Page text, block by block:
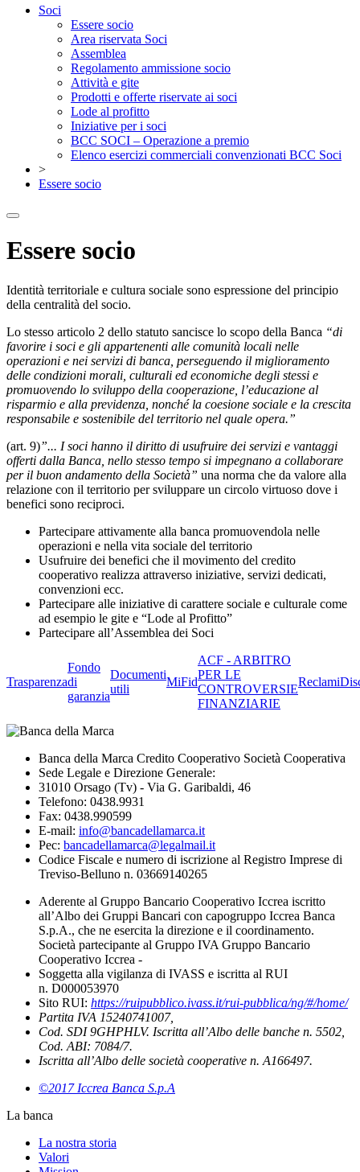
Soci
Essere socio
Area riservata Soci
Assemblea
Regolamento ammissione socio
Attività e gite
Prodotti e offerte riservate ai soci
Lode al profitto
Iniziative per i soci
BCC SOCI – Operazione a premio
Elenco esercizi commerciali convenzionati BCC Soci
>
Essere socio
Essere socio
Identità territoriale e cultura sociale sono espressione del principio
della centralità del socio.
Lo stesso articolo 2 dello statuto sancisce lo scopo della Banca “di
favorire i soci e gli appartenenti alle comunità locali nelle
operazioni e nei servizi di banca, perseguendo il miglioramento
delle condizioni morali, culturali ed economiche degli stessi e
promuovendo lo sviluppo della cooperazione, l’educazione al
risparmio e alla previdenza, nonché la coesione sociale e la crescita
responsabile e sostenibile del territorio nel quale opera.”
(art. 9)”... I soci hanno il diritto di usufruire dei servizi e vantaggi
offerti dalla Banca, nello stesso tempo si impegnano a collaborare
per il buon andamento della Società” una norma che da valore alla
relazione con il territorio per sviluppare un circolo virtuoso dove i
benefici sono reciproci.
Partecipare attivamente alla banca promuovendola nelle
operazioni e nella vita sociale del territorio
Usufruire dei benefici che il movimento del credito
cooperativo realizza attraverso iniziative, servizi dedicati,
convenzioni ecc.
Partecipare alle iniziative di carattere sociale e culturale come
ad esempio le gite e “Lode al Profitto”
Partecipare all’Assemblea dei Soci
Trasparenza
Fondo
di
garanzia
Documenti
utili
MiFid
ACF - ARBITRO
PER LE
CONTROVERSIE
FINANZIARIE
Reclami
Banca della Marca Credito Cooperativo Società Cooperativa
Sede Legale e Direzione Generale:
31010 Orsago (Tv) - Via G. Garibaldi, 46
Telefono: 0438.9931
Fax: 0438.990599
E-mail: info@bancadellamarca.it
Pec: bancadellamarca@legalmail.it
Codice Fiscale e numero di iscrizione al Registro Imprese di
Treviso-Belluno n. 03669140265
Aderente al Gruppo Bancario Cooperativo Iccrea iscritto
all’Albo dei Gruppi Bancari con capogruppo Iccrea Banca
S.p.A., che ne esercita la direzione e il coordinamento.
Società partecipante al Gruppo IVA Gruppo Bancario
Cooperativo Iccrea -
Soggetta alla vigilanza di IVASS e iscritta al RUI
n. D000053970
Sito RUI: https://ruipubblico.ivass.it/rui-pubblica/ng/#/home/
Partita IVA 15240741007,
Cod. SDI 9GHPHLV. Iscritta all’Albo delle banche n. 5502,
Cod. ABI: 7084/7.
Iscritta all’Albo delle società cooperative n. A166497.
©2017 Iccrea Banca S.p.A
La banca
La nostra storia
Valori